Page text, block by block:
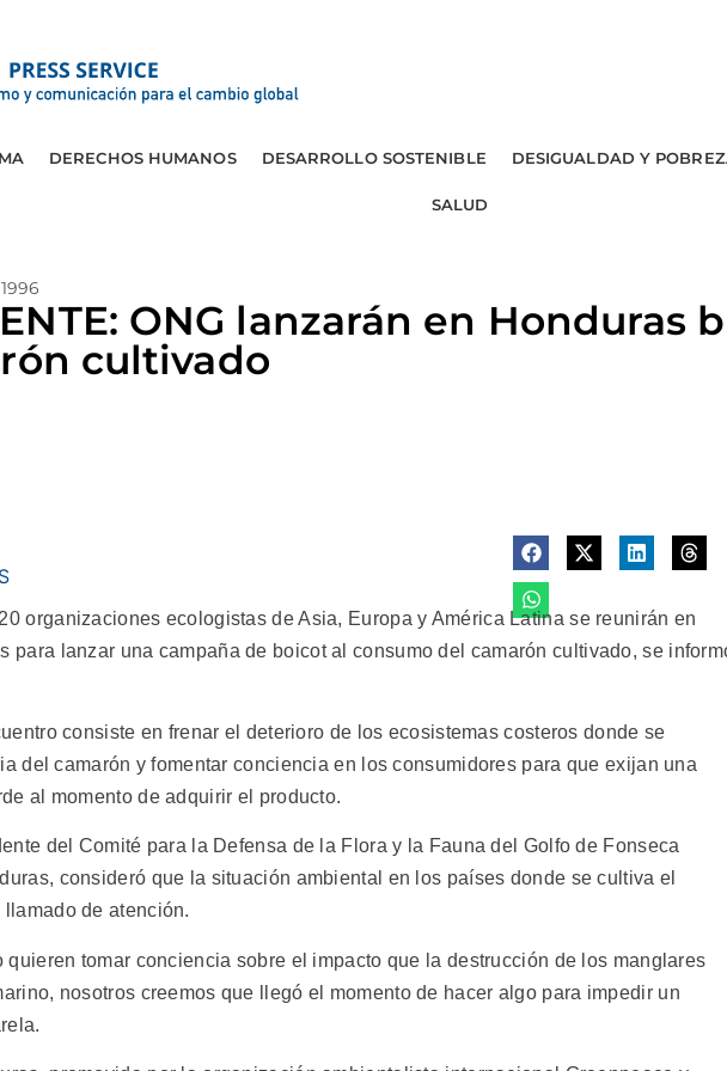
DERECHOS HUMANOS DESARROLLO SOSTENIBLE DESIGUALDAD Y
SALUD
ONG lanzarán en Honduras
cultivado
organizaciones ecologistas de Asia, Europa y América Latina se reunirán en
para lanzar una campaña de boicot al consumo del camarón cultivado, se
consiste en frenar el deterioro de los ecosistemas costeros donde se
del camarón y fomentar conciencia en los consumidores para que exijan una
al momento de adquirir el producto.
del Comité para la Defensa de la Flora y la Fauna del Golfo de Fonseca
consideró que la situación ambiental en los países donde se cultiva el
de atención.
tomar conciencia sobre el impacto que la destrucción de los manglares
nosotros creemos que llegó el momento de hacer algo para impedir un